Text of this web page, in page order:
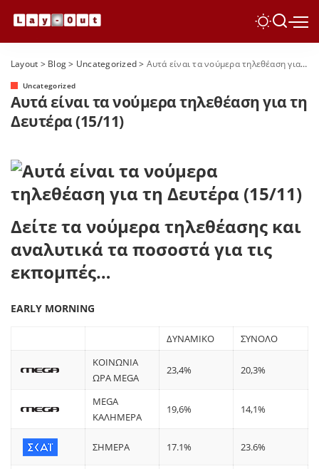
Layout > Blog> Uncategorized> Αυτά είναι τα νούμερα τηλεθέαση για τη Δευτέρα (15/11)
Uncategorized
Αυτά είναι τα νούμερα τηλεθέαση για τη
Δευτέρα (15/11)
Δείτε τα νούμερα τηλεθέασης και
αναλυτικά τα ποσοστά για τις
εκπομπές…
EARLY MORNING
ΔΥΝΑΜΙΚΟ
ΣΥΝΟΛΟ
ΚΟΙΝΩΝΙΑ
ΩΡΑ MEGA
23,4% 20,3%
MEGA
ΚΑΛΗΜΕΡΑ
19,6% 14,1%
ΣΗΜΕΡΑ 17.1% 23.6%